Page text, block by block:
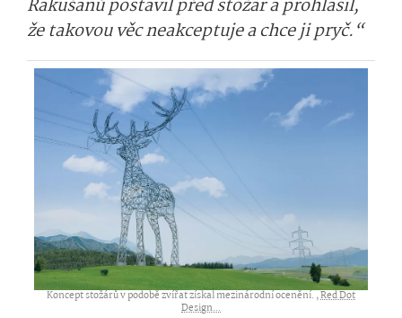
Rakušanů postavil před stožár a prohlásil,
že takovou věc neakceptuje a chce ji pryč.“
Koncept stožárů v podobě zvířat získal mezinárodní ocenění. ,Red Dot
Design...